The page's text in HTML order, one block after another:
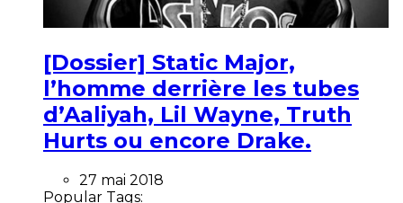
[Dossier] Static Major,
l’homme derrière les tubes
d’Aaliyah, Lil Wayne, Truth
Hurts ou encore Drake.
27 mai 2018
Popular Tags: